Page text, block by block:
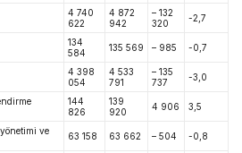
4 740
622
4 872
942
– 132
320
-2,7
134
584
135 569 – 985 -0,7
4 398
054
4 533
791
– 135
737
-3,0
144
826
139
920
4 906 3,5
ve
63 158 63 662 – 504 -0,8